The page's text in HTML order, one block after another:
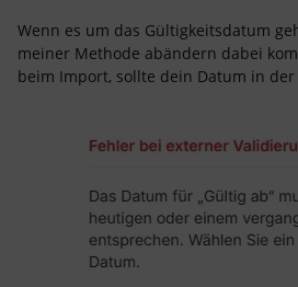
Wenn es um das Gültigkeitsdatum
meiner Methode abändern dabei
beim Import, sollte dein Datum in